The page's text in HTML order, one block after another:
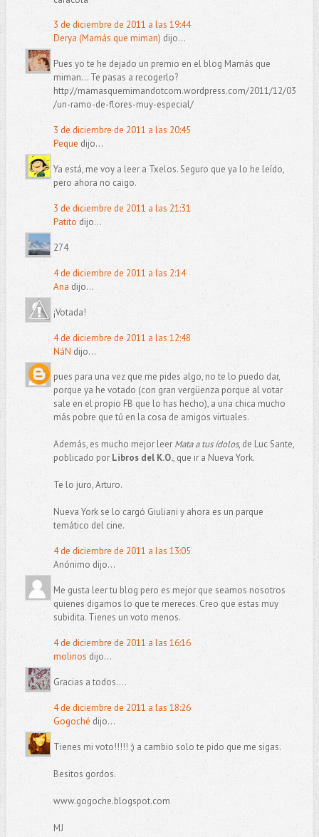
3 de diciembre de 2011 a las 19:44
Derya (Mamás que miman) dijo...
Pues yo te he dejado un premio en el blog Mamás que
miman... Te pasas a recogerlo?
http://mamasquemimandotcom.wordpress.com/2011/12/03
/un-ramo-de-flores-muy-especial/
3 de diciembre de 2011 a las 20:45
Peque dijo...
Ya está, me voy a leer a Txelos. Seguro que ya lo he leído,
pero ahora no caigo.
3 de diciembre de 2011 a las 21:31
Patito dijo...
274
4 de diciembre de 2011 a las 2:14
Ana dijo...
¡Votada!
4 de diciembre de 2011 a las 12:48
NáN dijo...
pues para una vez que me pides algo, no te lo puedo dar,
porque ya he votado (con gran vergüenza porque al votar
sale en el propio FB que lo has hecho), a una chica mucho
más pobre que tú en la cosa de amigos virtuales.
Además, es mucho mejor leerMata a tus ídolos, de Luc Sante,
poblicado porLibros del K.O., que ir a Nueva York.
Te lo juro, Arturo.
Nueva York se lo cargó Giuliani y ahora es un parque
temático del cine.
4 de diciembre de 2011 a las 13:05
Anónimo dijo...
Me gusta leer tu blog pero es mejor que seamos nosotros
quienes digamos lo que te mereces. Creo que estas muy
subidita. Tienes un voto menos.
4 de diciembre de 2011 a las 16:16
molinos dijo...
Gracias a todos....
4 de diciembre de 2011 a las 18:26
Gogoché dijo...
Tienes mi voto!!!!! ;) a cambio solo te pido que me sigas.
Besitos gordos.
www.gogoche.blogspot.com
MJ